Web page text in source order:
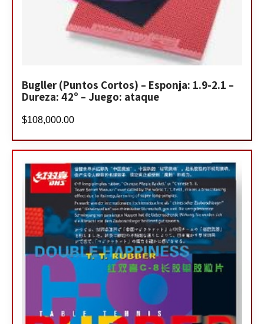
Bugller (Puntos Cortos) – Esponja: 1.9-2.1 –
Dureza: 42º – Juego: ataque
$108,000.00